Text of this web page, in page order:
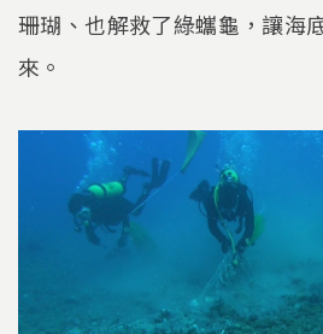
珊瑚、也解救了綠蠵龜，讓海
來。